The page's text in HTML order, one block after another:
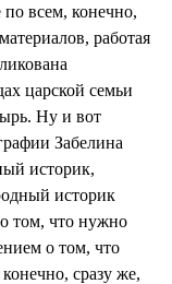
всем, конечно,
работая
царской семьи
Ну и вот
Забелина
историк,
историк
том, что нужно
о том, что
сразу же,